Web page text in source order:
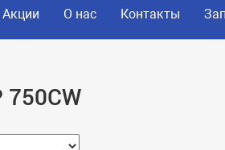
Акции О нас Контакты